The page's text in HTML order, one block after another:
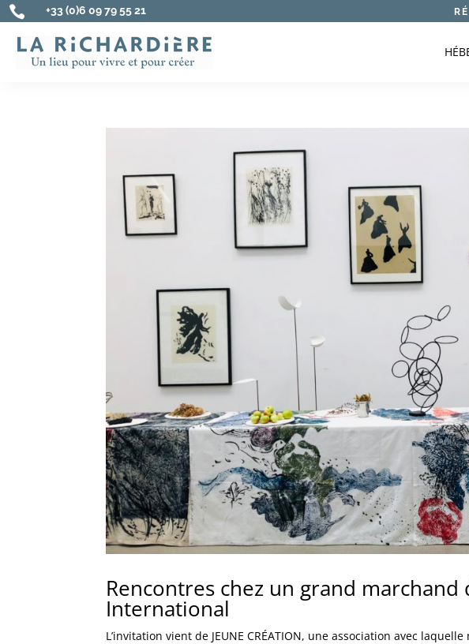
 +33 (0)6 09 79 55 21
Rencontres chez un grand marchand
International
L’invitation vient de JEUNE CRÉATION, une association avec